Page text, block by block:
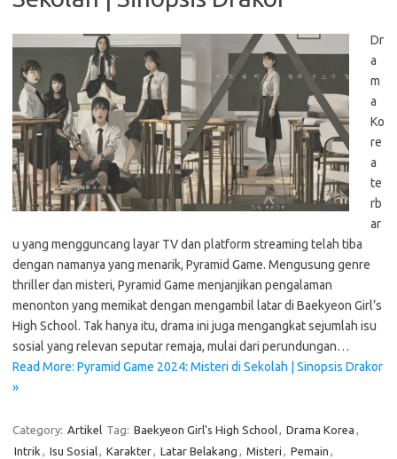
Dr
a
m
a
Ko
re
a
te
rb
ar
u yang mengguncang layar TV dan platform streaming telah tiba
dengan namanya yang menarik, Pyramid Game. Mengusung genre
thriller dan misteri, Pyramid Game menjanjikan pengalaman
menonton yang memikat dengan mengambil latar di Baekyeon Girl’s
High School. Tak hanya itu, drama ini juga mengangkat sejumlah isu
sosial yang relevan seputar remaja, mulai dari perundungan…
Read More: Pyramid Game 2024: Misteri di Sekolah | Sinopsis Drakor
»
Category: Artikel Tag: Baekyeon Girl's High School, Drama Korea ,
Intrik , Isu Sosial, Karakter, Latar Belakang , Misteri , Pemain ,